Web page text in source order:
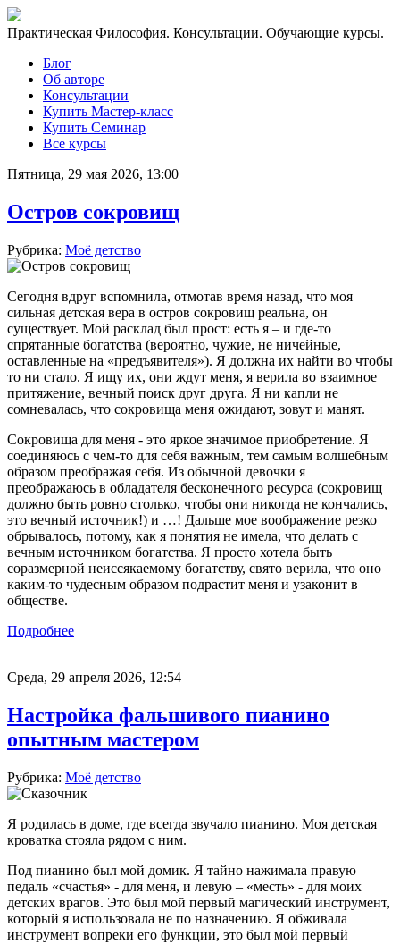
Практическая Философия. Консультации. Обучающие курсы.
Блог
Об авторе
Консультации
Купить Мастер-класс
Купить Семинар
Все курсы
Пятница, 29 мая 2026, 13:00
Остров сокровищ
Рубрика: Моё детство
Сегодня вдруг вспомнила, отмотав время назад, что моя
сильная детская вера в остров сокровищ реальна, он
существует. Мой расклад был прост: есть я – и где-то
спрятанные богатства (вероятно, чужие, не ничейные,
оставленные на «предъявителя»). Я должна их найти во чтобы
то ни стало. Я ищу их, они ждут меня, я верила во взаимное
притяжение, вечный поиск друг друга. Я ни капли не
сомневалась, что сокровища меня ожидают, зовут и манят.
Сокровища для меня - это яркое значимое приобретение. Я
соединяюсь с чем-то для себя важным, тем самым волшебным
образом преображая себя. Из обычной девочки я
преображаюсь в обладателя бесконечного ресурса (сокровищ
должно быть ровно столько, чтобы они никогда не кончались,
это вечный источник!) и …! Дальше мое воображение резко
обрывалось, потому, как я понятия не имела, что делать с
вечным источником богатства. Я просто хотела быть
соразмерной неиссякаемому богатству, свято верила, что оно
каким-то чудесным образом подрастит меня и узаконит в
обществе.
Подробнее
Среда, 29 апреля 2026, 12:54
Настройка фальшивого пианино
опытным мастером
Рубрика: Моё детство
Я родилась в доме, где всегда звучало пианино. Моя детская
кроватка стояла рядом с ним.
Под пианино был мой домик. Я тайно нажимала правую
педаль «счастья» - для меня, и левую – «месть» - для моих
детских врагов. Это был мой первый магический инструмент,
который я использовала не по назначению. Я обживала
инструмент вопреки его функции, это был мой первый